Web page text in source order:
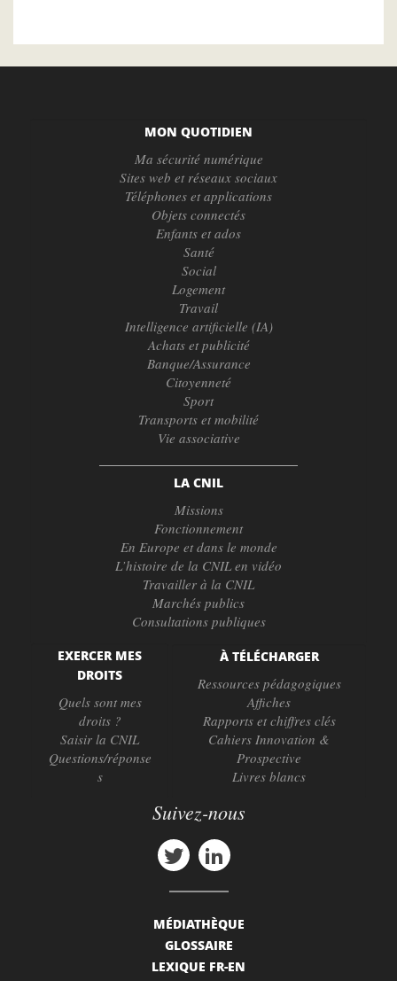
MON QUOTIDIEN
Ma sécurité numérique
Sites web et réseaux sociaux
Téléphones et applications
Objets connectés
Enfants et ados
Santé
Social
Logement
Travail
Intelligence artificielle (IA)
Achats et publicité
Banque/Assurance
Citoyenneté
Sport
Transports et mobilité
Vie associative
LA CNIL
Missions
Fonctionnement
En Europe et dans le monde
L’histoire de la CNIL en vidéo
Travailler à la CNIL
Marchés publics
Consultations publiques
EXERCER MES
DROITS
Quels sont mes
droits ?
Saisir la CNIL
Questions/réponse
s
À TÉLÉCHARGER
Ressources pédagogiques
Affiches
Rapports et chiffres clés
Cahiers Innovation &
Prospective
Livres blancs
Suivez-nous
MÉDIATHÈQUE
GLOSSAIRE
LEXIQUE FR-EN